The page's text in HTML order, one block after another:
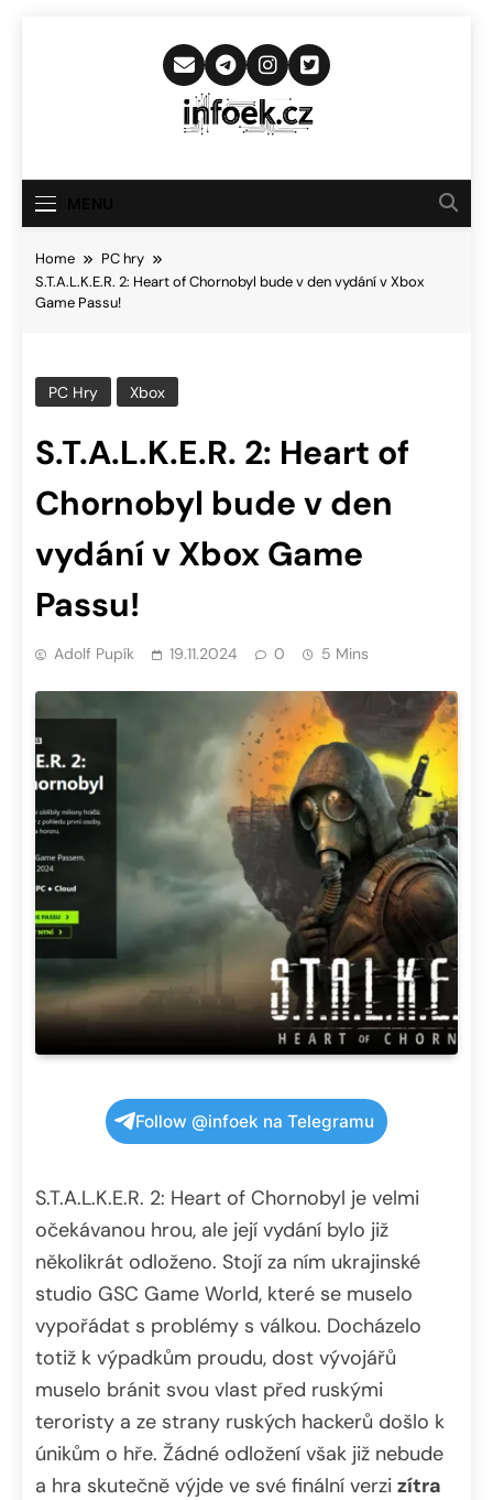
Infoek.cz
Novinkám
Home
PC hry
S.T.A.L.K.E.R. 2: Heart of Chornobyl bude v den vydání v Xbox
Game Passu!
PC Hry Xbox
S.T.A.L.K.E.R. 2: Heart of
Chornobyl bude v den
vydání v Xbox Game
Passu!
Adolf Pupík 19.11.2024 0 5 Mins
Follow @infoek na Telegramu
S.T.A.L.K.E.R. 2: Heart of Chornobyl je velmi
očekávanou hrou, ale její vydání bylo již
několikrát odloženo. Stojí za ním ukrajinské
studio GSC Game World, které se muselo
vypořádat s problémy s válkou. Docházelo
totiž k výpadkům proudu, dost vývojářů
muselo bránit svou vlast před ruskými
teroristy a ze strany ruských hackerů došlo k
únikům o hře. Žádné odložení však již nebude
a hra skutečně výjde ve své finální verzi zítra